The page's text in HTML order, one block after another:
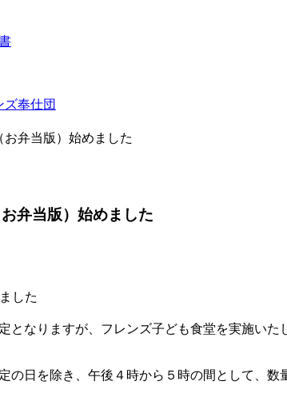
奉仕団
お弁当版）始めました
弁当版）始めました
となりますが、フレンズ子ども食堂を実施い
の日を除き、午後４時から５時の間として、数